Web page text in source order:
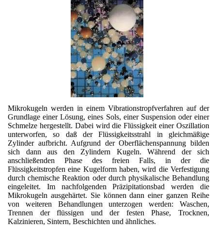
Fraunhofer UMSICHT Tage
Probiotics Encapsulation
Powering Green Chemistry with Microspheres and
Shaping of Alginate–Silica Hybrid Materials
Recovery of cobalt from dilute aqueous solutions
Development of alumina microspheres with controlled
size and shape
Prilling technology at Gala
Mikrokugeln für Instant-Getränkepulver
A Leap Forward to Shaping Better Products –
Microencapsulation and Microgranulation
Drip Casting Technologies at BRACE - An overview
(Movie)
Travel Instructions
Confirmation Inquiry
Confirmation Rating
New Registration
Further Reading
Registration confirmation
Account Activation
Password recovery
New Registration
Mikrokugeln werden in einem Vibrationstropfverfahren auf der
Grundlage einer Lösung, eines Sols, einer Suspension oder einer
Schmelze hergestellt. Dabei wird die Flüssigkeit einer Oszillation
unterworfen, so daß der Flüssigkeitsstrahl in gleichmäßige
Zylinder aufbricht. Aufgrund der Oberflächenspannung bilden
sich dann aus den Zylindern Kugeln. Während der sich
anschließenden Phase des freien Falls, in der die
Flüssigkeitstropfen eine Kugelform haben, wird die Verfestigung
durch chemische Reaktion oder durch physikalische Behandlung
eingeleitet. Im nachfolgenden Präzipitationsbad werden die
Mikrokugeln ausgehärtet. Sie können dann einer ganzen Reihe
von weiteren Behandlungen unterzogen werden: Waschen,
Trennen der flüssigen und der festen Phase, Trocknen,
Kalzinieren, Sintern, Beschichten und ähnliches.